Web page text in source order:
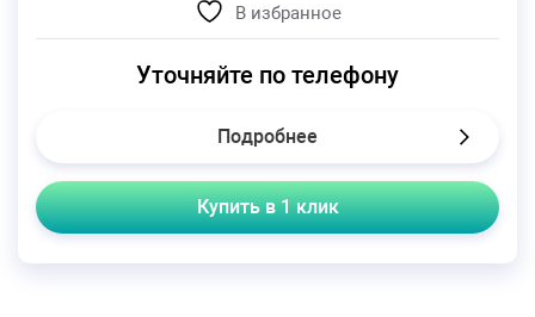
В избранное
Уточняйте по телефону
Подробнее
Купить в 1 клик